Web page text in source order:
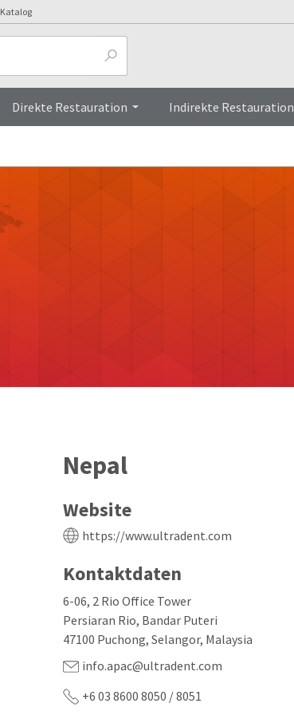
Katalog
Direkte Restauration Indirekte Restauration
Nepal
Website
https://www.ultradent.com
Kontaktdaten
6-06, 2 Rio Office Tower
Persiaran Rio, Bandar Puteri
47100 Puchong, Selangor, Malaysia
info.apac@ultradent.com
+6 03 8600 8050 / 8051